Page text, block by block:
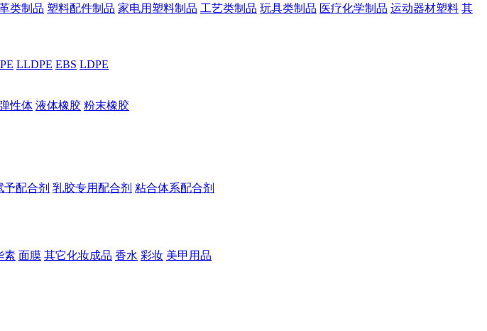
类制品 塑料配件制品 家电用塑料制品 工艺类制品 玩具类制品 医疗化学制品 运动器材塑料 其
LLDPE EBS LDPE
性体 液体橡胶 粉末橡胶
予配合剂 乳胶专用配合剂 粘合体系配合剂
素 面膜 其它化妆成品 香水 彩妆 美甲用品